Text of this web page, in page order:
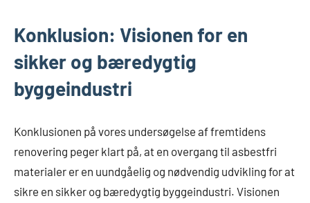
Konklusion: Visionen for en
sikker og bæredygtig
byggeindustri
Konklusionen på vores undersøgelse af fremtidens
renovering peger klart på, at en overgang til asbestfri
materialer er en uundgåelig og nødvendig udvikling for at
sikre en sikker og bæredygtig byggeindustri. Visionen